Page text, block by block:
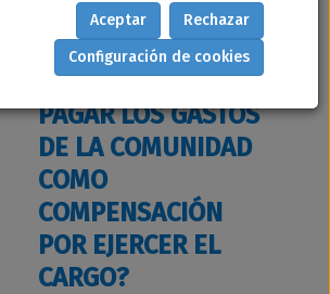
¿PUEDE QUEDAR
EXONERADO EL
PRESIDENTE DE
PAGAR LOS GASTOS
DE LA COMUNIDAD
COMO
COMPENSACIÓN
POR EJERCER EL
CARGO?
Aceptar
Rechazar
Configuración de cookies